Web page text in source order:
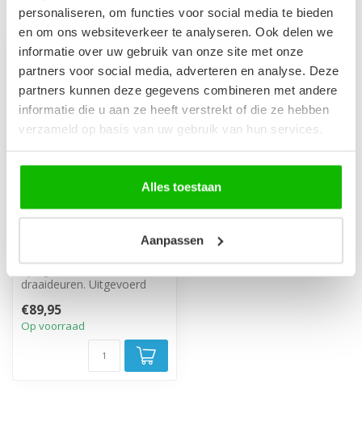
personaliseren, om functies voor social media te bieden
en om ons websiteverkeer te analyseren. Ook delen we
informatie over uw gebruik van onze site met onze
partners voor social media, adverteren en analyse. Deze
partners kunnen deze gegevens combineren met andere
informatie die u aan ze heeft verstrekt of die ze hebben
verzameld op basis van uw gebruik van hun services.
Alles toestaan
Aanpassen
Recent bekeken
Spiegelkast Toledo 60
draaideuren. Uitgevoerd
breed, 20...
€89,95
Op voorraad